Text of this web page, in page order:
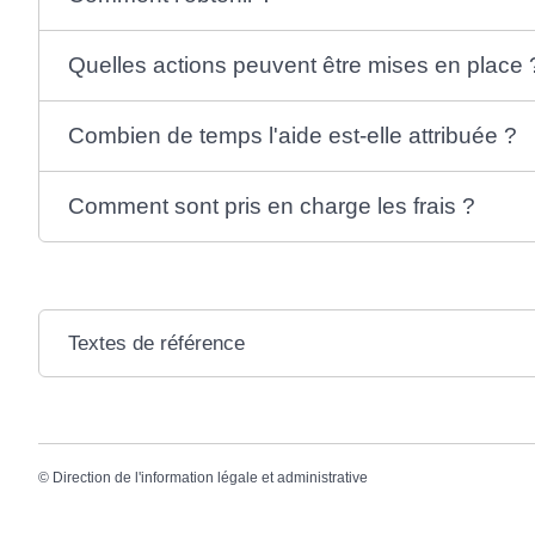
Quelles actions peuvent être mises en place
Combien de temps l'aide est-elle attribuée ?
Comment sont pris en charge les frais ?
Textes de référence
© Direction de l'information légale et administrative